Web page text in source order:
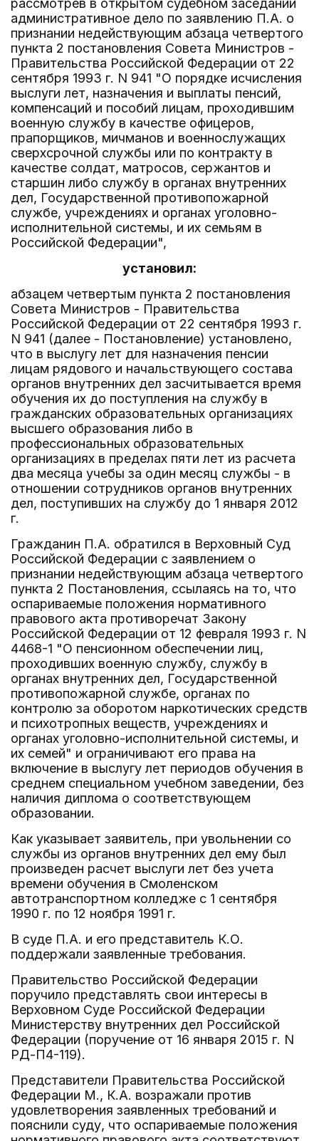
рассмотрев в открытом судебном заседании
административное дело по заявлению П.А. о
признании недействующим абзаца четвертого
пункта 2 постановления Совета Министров -
Правительства Российской Федерации от 22
сентября 1993 г. N 941 "О порядке исчисления
выслуги лет, назначения и выплаты пенсий,
компенсаций и пособий лицам, проходившим
военную службу в качестве офицеров,
прапорщиков, мичманов и военнослужащих
сверхсрочной службы или по контракту в
качестве солдат, матросов, сержантов и
старшин либо службу в органах внутренних
дел, Государственной противопожарной
службе, учреждениях и органах уголовно-
исполнительной системы, и их семьям в
Российской Федерации",
установил:
абзацем четвертым пункта 2 постановления
Совета Министров - Правительства
Российской Федерации от 22 сентября 1993 г.
N 941 (далее - Постановление) установлено,
что в выслугу лет для назначения пенсии
лицам рядового и начальствующего состава
органов внутренних дел засчитывается время
обучения их до поступления на службу в
гражданских образовательных организациях
высшего образования либо в
профессиональных образовательных
организациях в пределах пяти лет из расчета
два месяца учебы за один месяц службы - в
отношении сотрудников органов внутренних
дел, поступивших на службу до 1 января 2012
г.
Гражданин П.А. обратился в Верховный Суд
Российской Федерации с заявлением о
признании недействующим абзаца четвертого
пункта 2 Постановления, ссылаясь на то, что
оспариваемые положения нормативного
правового акта противоречат Закону
Российской Федерации от 12 февраля 1993 г. N
4468-1 "О пенсионном обеспечении лиц,
проходивших военную службу, службу в
органах внутренних дел, Государственной
противопожарной службе, органах по
контролю за оборотом наркотических средств
и психотропных веществ, учреждениях и
органах уголовно-исполнительной системы, и
их семей" и ограничивают его права на
включение в выслугу лет периодов обучения в
среднем специальном учебном заведении, без
наличия диплома о соответствующем
образовании.
Как указывает заявитель, при увольнении со
службы из органов внутренних дел ему был
произведен расчет выслуги лет без учета
времени обучения в Смоленском
автотранспортном колледже с 1 сентября
1990 г. по 12 ноября 1991 г.
В суде П.А. и его представитель К.О.
поддержали заявленные требования.
Правительство Российской Федерации
поручило представлять свои интересы в
Верховном Суде Российской Федерации
Министерству внутренних дел Российской
Федерации (поручение от 16 января 2015 г. N
РД-П4-119).
Представители Правительства Российской
Федерации М., К.А. возражали против
удовлетворения заявленных требований и
пояснили суду, что оспариваемые положения